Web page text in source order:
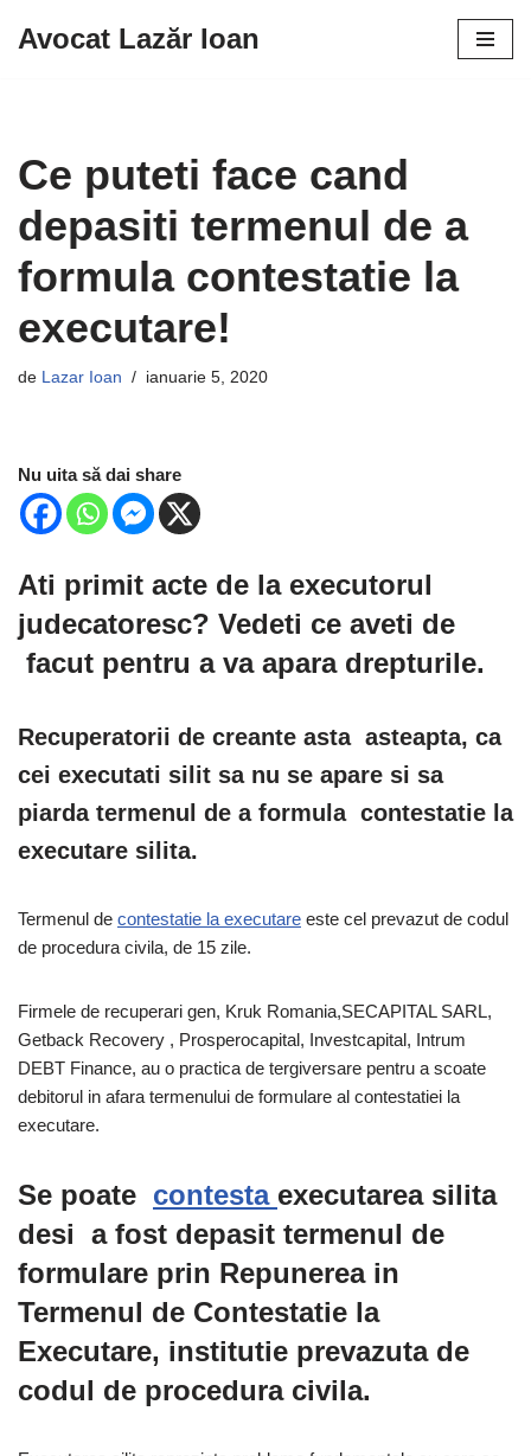
Avocat Lazăr Ioan
Ce puteti face cand
depasiti termenul de a
formula contestatie la
executare!
de Lazar Ioan ianuarie 5, 2020
Nu uita să dai share
Ati primit acte de la executorul
judecatoresc? Vedeti ce aveti de
facut pentru a va apara drepturile.
Recuperatorii de creante asta asteapta, ca
cei executati silit sa nu se apare si sa
piarda termenul de a formula contestatie la
executare silita.
Termenul de contestatie la executare este cel prevazut de codul
de procedura civila, de 15 zile.
Firmele de recuperari gen, Kruk Romania,SECAPITAL SARL,
Getback Recovery , Prosperocapital, Investcapital, Intrum
DEBT Finance, au o practica de tergiversare pentru a scoate
debitorul in afara termenului de formulare al contestatiei la
executare.
Se poate contesta executarea silita
desi a fost depasit termenul de
formulare prin Repunerea in
Termenul de Contestatie la
Executare, institutie prevazuta de
codul de procedura civila.